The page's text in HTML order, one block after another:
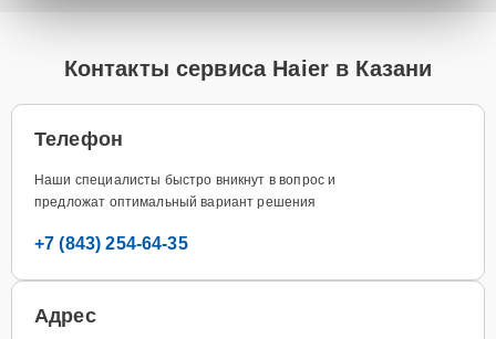
Контакты сервиса Haier в Казани
Телефон
Наши специалисты быстро вникнут в вопрос и
предложат оптимальный вариант решения
+7 (843) 254-64-35
Адрес